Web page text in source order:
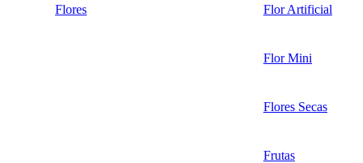
Flores Flor Artificial
Flor Mini
Flores Secas
Frutas